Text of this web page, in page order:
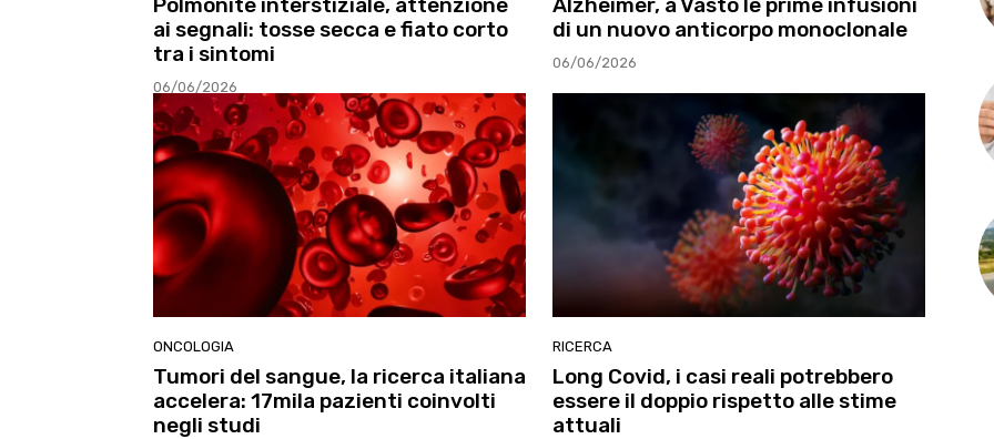
Polmonite interstiziale, attenzione
ai segnali: tosse secca e fiato corto
tra i sintomi
06/06/2026
Alzheimer, a Vasto le prime infusioni
di un nuovo anticorpo monoclonale
06/06/2026
ONCOLOGIA
Tumori del sangue, la ricerca italiana
accelera: 17mila pazienti coinvolti
negli studi
RICERCA
Long Covid, i casi reali potrebbero
essere il doppio rispetto alle stime
attuali